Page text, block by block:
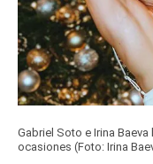
Gabriel Soto e Irina
ocasiones (Foto: Irina